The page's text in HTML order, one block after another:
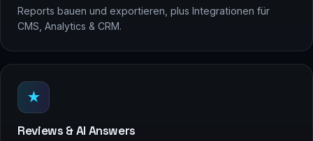
Reports bauen und exportieren, plus Integrationen für
CMS, Analytics & CRM.
★
Reviews & AI Answers